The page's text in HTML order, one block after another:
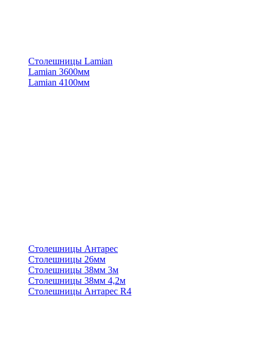
Столешницы Lamian
Lamian 3600мм
Lamian 4100мм
Столешницы Антарес
Столешницы 26мм
Столешницы 38мм 3м
Столешницы 38мм 4,2м
Столешницы Антарес R4